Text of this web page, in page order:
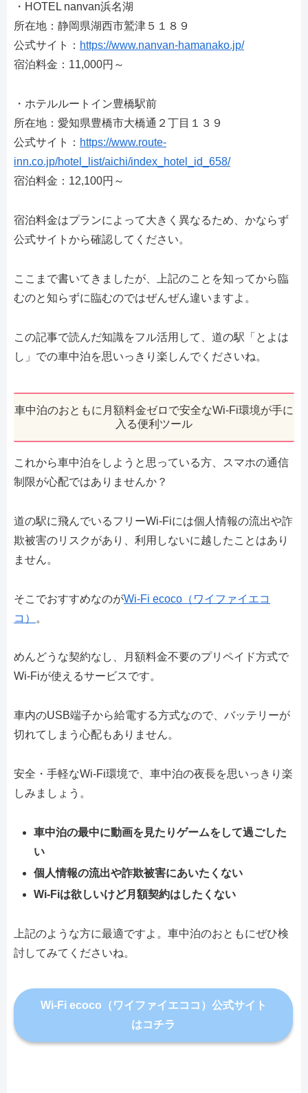
・HOTEL nanvan浜名湖
所在地：静岡県湖西市鷲津５１８９
公式サイト： https://www.nanvan-hamanako.jp/
宿泊料金：11,000円～
・ホテルルートイン豊橋駅前
所在地：愛知県豊橋市大橋通２丁目１３９
公式サイト： https://www.route-
inn.co.jp/hotel_list/aichi/index_hotel_id_658/
宿泊料金：12,100円～
宿泊料金はプランによって大きく異なるため、かならず
公式サイトから確認してください。
ここまで書いてきましたが、上記のことを知ってから臨
むのと知らずに臨むのではぜんぜん違いますよ。
この記事で読んだ知識をフル活用して、道の駅「とよは
し」での車中泊を思いっきり楽しんでくださいね。
車中泊のおともに月額料金ゼロで安全なWi-Fi環境が手に
入る便利ツール
これから車中泊をしようと思っている方、スマホの通信
制限が心配ではありませんか？
道の駅に飛んでいるフリーWi-Fiには個人情報の流出や詐
欺被害のリスクがあり、利用しないに越したことはあり
ません。
そこでおすすめなのがWi-Fi ecoco（ワイファイエコ
コ）
。
めんどうな契約なし、月額料金不要のプリペイド方式で
Wi-Fiが使えるサービスです。
車内のUSB端子から給電する方式なので、バッテリーが
切れてしまう心配もありません。
安全・手軽なWi-Fi環境で、車中泊の夜長を思いっきり楽
しみましょう。
車中泊の最中に動画を見たりゲームをして過ごした
い
個人情報の流出や詐欺被害にあいたくない
Wi-Fiは欲しいけど月額契約はしたくない
上記のような方に最適ですよ。車中泊のおともにぜひ検
討してみてくださいね。
Wi-Fi ecoco（ワイファイエココ）公式サイト
はコチラ